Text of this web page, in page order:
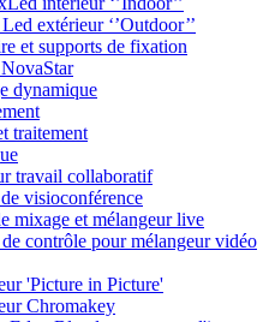
extérieur ‘’Outdoor’’
et supports de fixation
dynamique
traitement
travail collaboratif
visioconférence
mixage et mélangeur live
de contrôle pour mélangeur vidéo
'Picture in Picture'
Chromakey